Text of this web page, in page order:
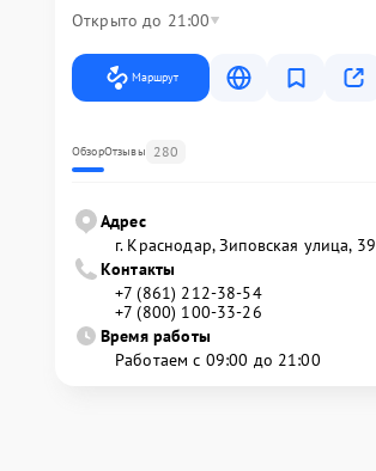
Открыто до 21:00
Маршрут
ОбзорОтзывы 280
Адрес
г. Краснодар, Зиповская улица, 39
Контакты
+7 (861) 212-38-54
+7 (800) 100-33-26
Время работы
Работаем с 09:00 до 21:00